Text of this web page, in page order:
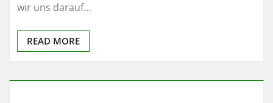
wir uns darauf…
READ MORE